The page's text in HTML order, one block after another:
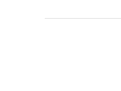
っかり乗れます